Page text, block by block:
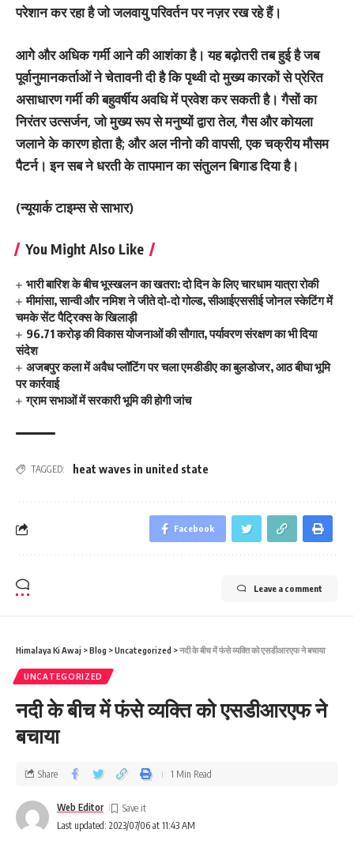
परेशान कर रहा है जो जलवायु परिवर्तन पर नज़र रख रहे हैं।
आगेे और अधिक गर्मी आने की आशंका है। यह बढ़ोतरी तब हुई है जब
पूर्वानुमानकर्ताओं ने चेतावनी दी है कि पृथ्वी दो मुख्य कारकों से प्रेरित
असाधारण गर्मी की बहुवर्षीय अवधि में प्रवेश कर सकती है। गैसों का
निरंतर उत्सर्जन, जो मुख्य रूप से मनुष्यों द्वारा तेल, गैस और कोयला
जलाने के कारण होता है; और अल नीनो की वापसी, एक चक्रीय मौसम
पैटर्न। इन सब ने धरती के तापमान का संतुलन बिगाड दिया है।
(न्‍यूयार्क टाइम्‍स से साभार)
You Might Also Like
भारी बारिश के बीच भूस्खलन का खतरा: दो दिन के लिए चारधाम यात्रा रोकी
मीमांसा, सान्वी और नमिश ने जीते दो-दो गोल्ड, सीआईएससीई जोनल स्केटिंग में
चमके सेंट पैट्रिक्स के खिलाड़ी
96.71 करोड़ की विकास योजनाओं की सौगात, पर्यावरण संरक्षण का भी दिया
संदेश
अजबपुर कला में अवैध प्लॉटिंग पर चला एमडीडीए का बुलडोजर, आठ बीघा भूमि
पर कार्रवाई
ग्राम सभाओं में सरकारी भूमि की होगी जांच
TAGGED: heat waves in united state
Facebook
Leave a comment
Himalaya Ki Awaj >Blog >Uncategorized >नदी के बीच में फंसे व्‍यक्ति को एसडीआरएफ ने बचाया
UNCATEGORIZED
नदी के बीच में फंसे व्‍यक्ति को एसडीआरएफ ने
बचाया
Last updated: 2023/07/06 at 11:43 AM
Web Editor
Share 1 Min Read